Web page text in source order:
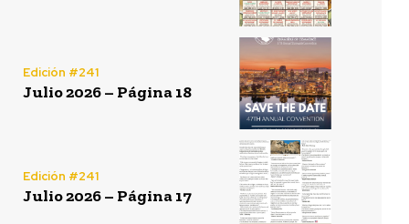
Edición #241
Julio 2026 – Página 18
Edición #241
Julio 2026 – Página 17